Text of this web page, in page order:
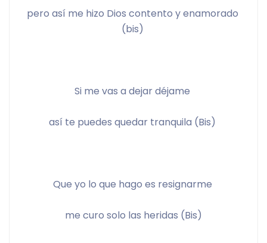
pero así me hizo Dios contento y enamorado
(bis)
Si me vas a dejar déjame
así te puedes quedar tranquila (Bis)
Que yo lo que hago es resignarme
me curo solo las heridas (Bis)